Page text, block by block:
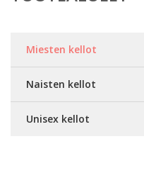
Miesten kellot
Naisten kellot
Unisex kellot